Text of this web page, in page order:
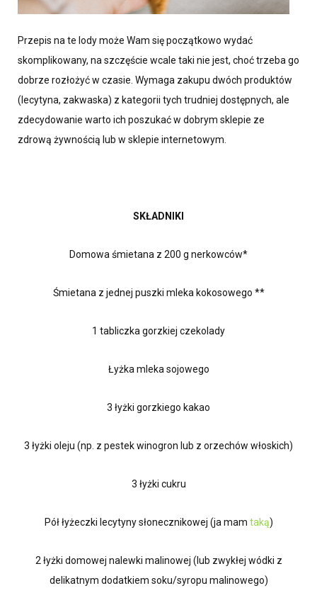
Przepis na te lody może Wam się początkowo wydać
skomplikowany, na szczęście wcale taki nie jest, choć trzeba go
dobrze rozłożyć w czasie. Wymaga zakupu dwóch produktów
(lecytyna, zakwaska) z kategorii tych trudniej dostępnych, ale
zdecydowanie warto ich poszukać w dobrym sklepie ze
zdrową żywnością lub w sklepie internetowym.
SKŁADNIKI
Domowa śmietana z 200 g nerkowców*
Śmietana z jednej puszki mleka kokosowego **
1 tabliczka gorzkiej czekolady
Łyżka mleka sojowego
3 łyżki gorzkiego kakao
3 łyżki oleju (np. z pestek winogron lub z orzechów włoskich)
3 łyżki cukru
Pół łyżeczki lecytyny słonecznikowej (ja mam taką)
2 łyżki domowej nalewki malinowej (lub zwykłej wódki z
delikatnym dodatkiem soku/syropu malinowego)